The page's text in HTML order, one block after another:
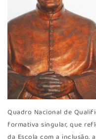
Quadro Nacional de
formativa singular, que